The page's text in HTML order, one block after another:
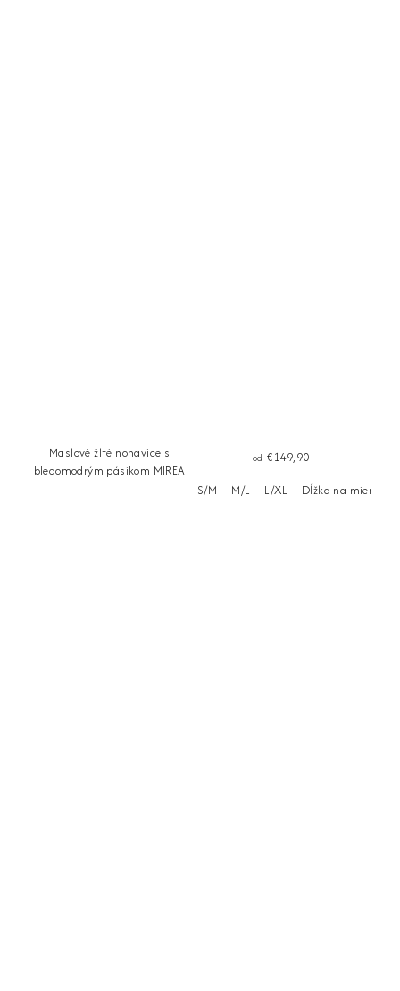
Maslové žlté nohavice s
bledomodrým pásikom MIREA
od €149,90
S/M
M/L L/XL Dĺžka na mieru